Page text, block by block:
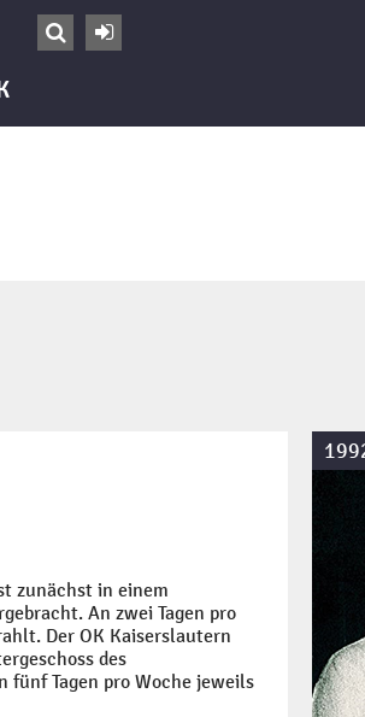


zunächst in einem
An zwei Tagen pro
Der OK Kaiserslautern
des
Tagen pro Woche jeweils